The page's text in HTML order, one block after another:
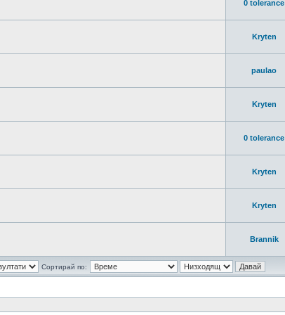
0 tolerance
Kryten
paulao
Kryten
0 tolerance
Kryten
Kryten
Brannik
Сортирай по: